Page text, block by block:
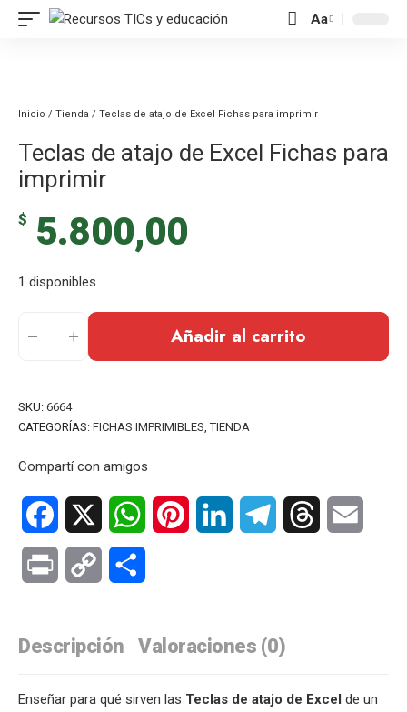
contenido Aa
Inicio / Tienda / Teclas de atajo de Excel Fichas para imprimir
Teclas de atajo de Excel Fichas para
imprimir
$ 5.800,00
1 disponibles
Añadir al carrito
SKU: 6664
CATEGORÍAS: FICHAS IMPRIMIBLES ,TIENDA
Compartí con amigos
Facebook WhatsAppPinterestLinkedIn TelegramThreads
Print Copy
Descripción Valoraciones (0)
Enseñar para qué sirven las Teclas de atajo de Excel de un